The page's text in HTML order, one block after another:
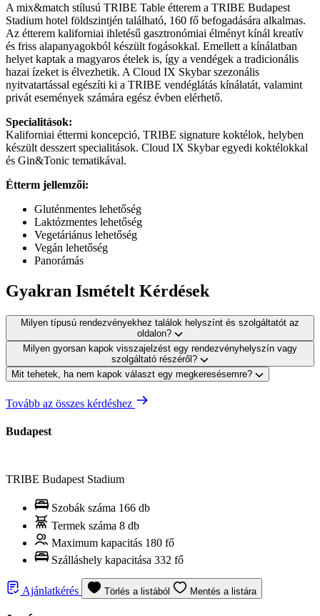
A mix&match stílusú TRIBE Table étterem a TRIBE Budapest
Stadium hotel földszintjén található, 160 fő befogadására alkalmas.
Az étterem kaliforniai ihletésű gasztronómiai élményt kínál kreatív
és friss alapanyagokból készült fogásokkal. Emellett a kínálatban
helyet kaptak a magyaros ételek is, így a vendégek a tradicionális
hazai ízeket is élvezhetik. A Cloud IX Skybar szezonális
nyitvatartással egészíti ki a TRIBE vendéglátás kínálatát, valamint
privát események számára egész évben elérhető.
Specialitások:
Kaliforniai éttermi koncepció, TRIBE signature koktélok, helyben
készült desszert specialitások. Cloud IX Skybar egyedi koktélokkal
és Gin&Tonic tematikával.
Étterm jellemzői:
Gluténmentes lehetőség
Laktózmentes lehetőség
Vegetáriánus lehetőség
Vegán lehetőség
Panorámás
Gyakran Ismételt Kérdések
Milyen típusú rendezvényekhez találok helyszínt és szolgáltatót az
oldalon?
Milyen gyorsan kapok visszajelzést egy rendezvényhelyszín vagy
szolgáltató részéről?
Mit tehetek, ha nem kapok választ egy megkeresésemre?
Tovább az összes kérdéshez
Budapest
TRIBE Budapest Stadium
Szobák száma 166 db
Termek száma 8 db
Maximum kapacitás 180 fő
Szálláshely kapacitása 332 fő
Ajánlatkérés Törlés a listából Mentés a listára